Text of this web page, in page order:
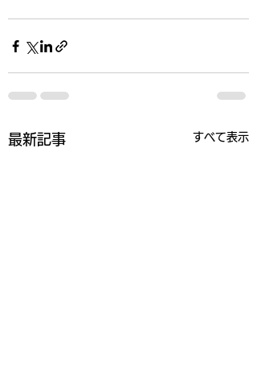
最新記事 すべて表示